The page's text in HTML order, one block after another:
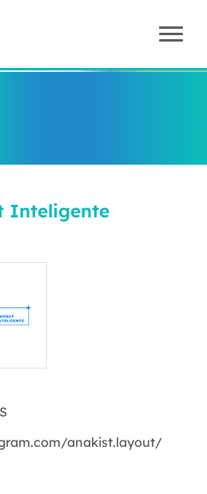
Inteligente
anakist.layout/